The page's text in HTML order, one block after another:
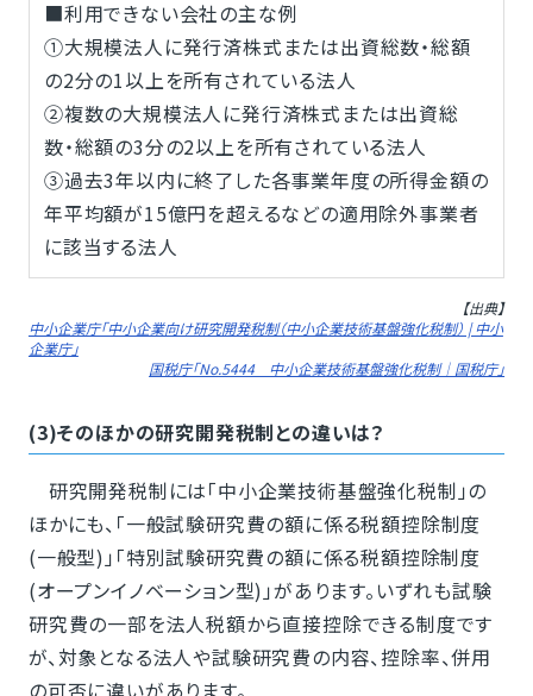
■利用できない会社の主な例
①大規模法人に発行済株式または出資総数・総額
の2分の1以上を所有されている法人
②複数の大規模法人に発行済株式または出資総
数・総額の3分の2以上を所有されている法人
③過去3年以内に終了した各事業年度の所得金額の
年平均額が15億円を超えるなどの適用除外事業者
に該当する法人
【出典】
中小企業庁「中小企業向け研究開発税制（中小企業技術基盤強化税制） | 中小
企業庁」
国税庁「No.5444 中小企業技術基盤強化税制｜国税庁」
(3)そのほかの研究開発税制との違いは？
研究開発税制には「中小企業技術基盤強化税制」の
ほかにも、「一般試験研究費の額に係る税額控除制度
(一般型)」「特別試験研究費の額に係る税額控除制度
(オープンイノベーション型)」があります。いずれも試験
研究費の一部を法人税額から直接控除できる制度です
が、対象となる法人や試験研究費の内容、控除率、併用
の可否に違いがあります。